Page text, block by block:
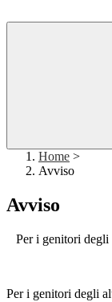
Home >
Avviso
Avviso
Per i genitori degli
Per i genitori degli